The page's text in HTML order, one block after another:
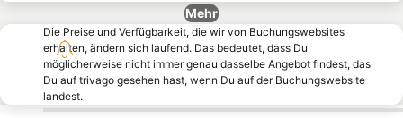
Mehr
Die Preise und Verfügbarkeit, die wir von Buchungswebsites
erhalten, ändern sich laufend. Das bedeutet, dass Du
möglicherweise nicht immer genau dasselbe Angebot findest, das
Du auf trivago gesehen hast, wenn Du auf der Buchungswebsite
landest.